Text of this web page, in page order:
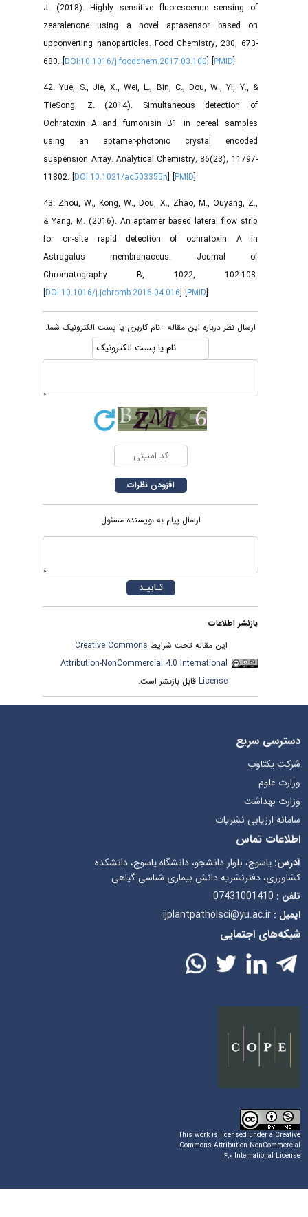
J. (2018). Highly sensitive fluorescence sensing of
zearalenone using a novel aptasensor based on
upconverting nanoparticles. Food Chemistry, 230, 673-
680. [DOI:10.1016/j.foodchem.2017.03.100] [PMID
42. Yue, S., Jie, X., Wei, L., Bin, C., Dou, W., Yi, Y., &
TieSong, Z. (2014). Simultaneous detection of
Ochratoxin A and fumonisin B1 in cereal samples
using an aptamer-photonic crystal encoded
suspension Array. Analytical Chemistry, 86(23), 11797-
11802. [DOI:10.1021/ac503355n] [PMID
43. Zhou, W., Kong, W., Dou, X., Zhao, M., Ouyang, Z.,
& Yang, M. (2016). An aptamer based lateral flow strip
for on-site rapid detection of ochratoxin A in
Astragalus membranaceus. Journal of
Chromatography B, 1022, 102-108.
[DOI:10.1016/j.jchromb.2016.04.016] [PMID
ارسال نظر درباره این مقاله : نام کاربری یا پست الکترونیک شما:
ارسال پیام به نویسنده مسئول
بازنشر اطلاعات
این مقاله تحت شرایطCreative Commons
Attribution-NonCommercial 4.0 International
Licenseقابل بازنشر است.
دسترسی سریع
شرکت یکتاوب
وزارت علوم
وزارت بهداشت
سامانه ارزیابی نشریات
اطلاعات تماس
آدرس:یاسوج، بلوار دانشجو، دانشگاه یاسوج، دانشکده
کشاورزی، دفترنشریه دانش بیماری شناسی گیاهی
تلفن : 07431001410
ایمیل : ijplantpatholsci@yu.ac.ir
شبکه‌های اجتمایی
This work is licensed under aCreative
Commons Attribution-NonCommercial
۴,۰ International License.